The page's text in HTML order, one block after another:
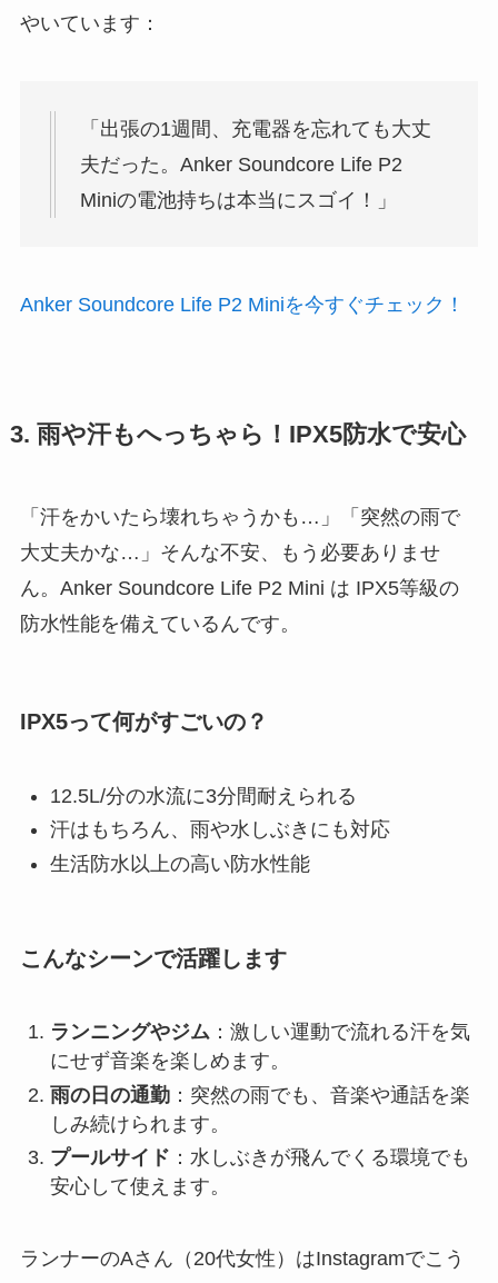
やいています：
「出張の1週間、充電器を忘れても大丈
夫だった。Anker Soundcore Life P2
Miniの電池持ちは本当にスゴイ！」
Anker Soundcore Life P2 Miniを今すぐチェック！
3. 雨や汗もへっちゃら！IPX5防水で安心
「汗をかいたら壊れちゃうかも…」「突然の雨で
大丈夫かな…」そんな不安、もう必要ありませ
ん。Anker Soundcore Life P2 Mini は IPX5等級の
防水性能を備えているんです。
IPX5って何がすごいの？
12.5L/分の水流に3分間耐えられる
汗はもちろん、雨や水しぶきにも対応
生活防水以上の高い防水性能
こんなシーンで活躍します
ランニングやジム：激しい運動で流れる汗を気
にせず音楽を楽しめます。
雨の日の通勤：突然の雨でも、音楽や通話を楽
しみ続けられます。
プールサイド ：水しぶきが飛んでくる環境でも
安心して使えます。
ランナーのAさん（20代女性）はInstagramでこう